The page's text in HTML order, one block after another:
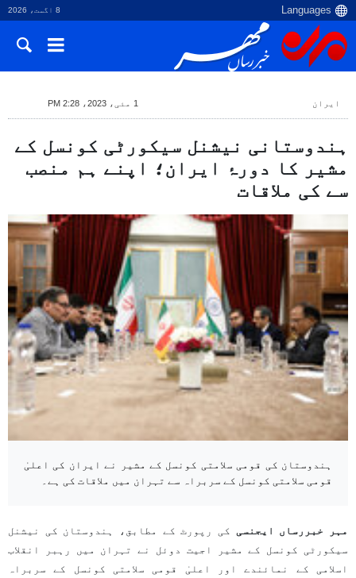
8 اگست، 2026
ایران 1 مئی، 2023، 2:28 PM
ہندوستانی نیشنل سیکورٹی کونسل کے
مشیر کا دورۂ ایران؛ اپنے ہم منصب
سے کی ملاقات
ہندوستان کی قومی سلامتی کونسل کے مشیر نے ایران کی اعلیٰ
قومی سلامتی کونسل کے سربراہ سے تہران میں ملاقات کی ہے۔
مہر خبررساں ایجنسی کی رپورٹ کے مطابق، ہندوستان کی نیشنل
سیکورٹی کونسل کے مشیر اجیت دوئل نے تہران میں رہبر انقلاب
اسلامی کے نمائندے اور اعلیٰ قومی سلامتی کونسل کے سربراہ